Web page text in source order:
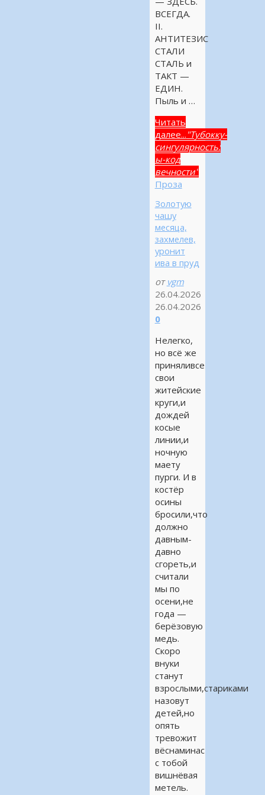
ВСЕГДА.
II.
АНТИТЕЗИС
СТАЛИ
СТАЛЬ и
ТАКТ —
ЕДИН.
Пыль и …
Читать
далее... "Тубокку-
сингулярность:
ы-код
вечности"
Проза
Золотую
чашу
месяца,
захмелев,
уронит
ива в пруд
от vgm
26.04.2026
26.04.2026
0
Нелегко,
но всё же
приняливсе
свои
житейские
круги,и
дождей
косые
линии,и
ночную
маету
пурги. И в
костёр
осины
бросили,что
должно
давным-
давно
сгореть,и
считали
мы по
осени,не
года —
берёзовую
медь.
Скоро
внуки
станут
взрослыми,стариками
назовут
детей,но
опять
тревожит
вёснаминас
с тобой
вишнёвая
метель.